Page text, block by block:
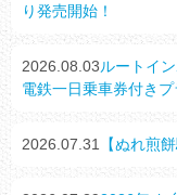
り発売開始！
2026.08.03ルートイ
電鉄一日乗車券付きプ
2026.07.31 【ぬれ煎